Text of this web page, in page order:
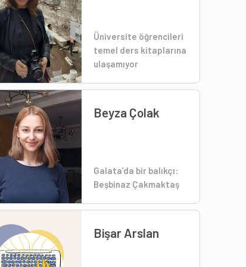
Üniversite öğrencileri
temel ders kitaplarına
ulaşamıyor
Beyza Çolak
Galata’da bir balıkçı:
Beşbinaz Çakmaktaş
Bişar Arslan